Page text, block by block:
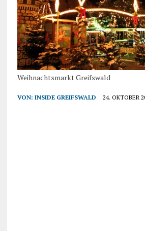
Weihnachtsmarkt Greifswald
VON: INSIDE GREIFSWALD 24. OKTOBER